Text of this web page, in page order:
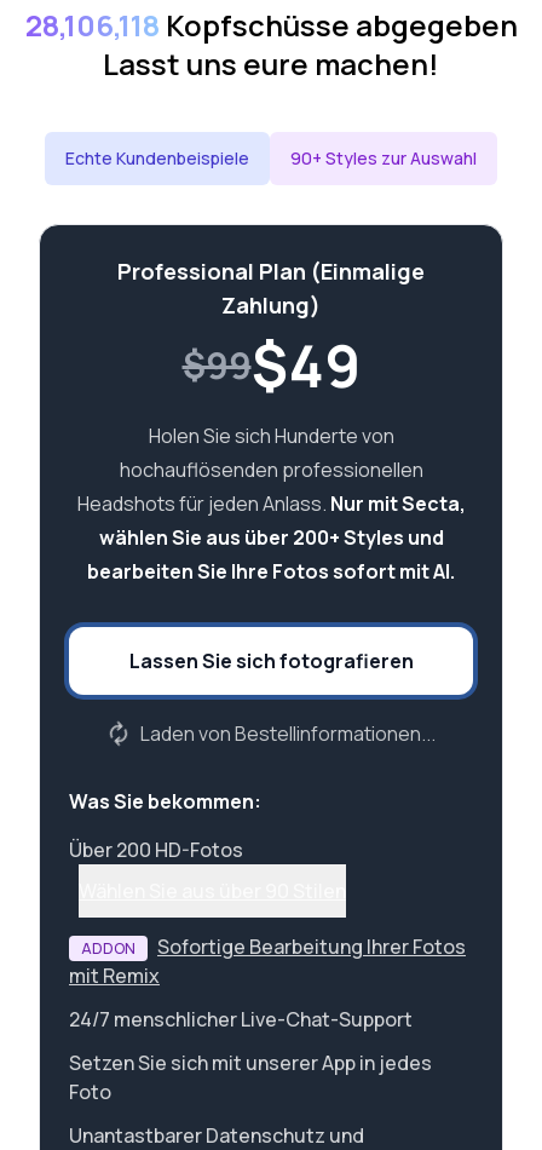
28,106,118 Kopfschüsse abgegeben
Lasst uns eure machen!
Echte Kundenbeispiele 90+ Styles zur Auswahl
Professional Plan (Einmalige
Zahlung)
$99$49
Holen Sie sich Hunderte von
hochauflösenden professionellen
Headshots für jeden Anlass. Nur mit Secta,
wählen Sie aus über 200+ Styles und
bearbeiten Sie Ihre Fotos sofort mit AI.
Lassen Sie sich fotografieren
Laden von Bestellinformationen...
Was Sie bekommen:
Über 200 HD-Fotos
ADDON
Sofortige Bearbeitung Ihrer Fotos
mit Remix
24/7 menschlicher Live-Chat-Support
Setzen Sie sich mit unserer App in jedes
Foto
Unantastbarer Datenschutz und